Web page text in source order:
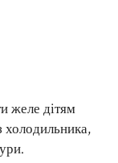
желе дітям
холодильника,